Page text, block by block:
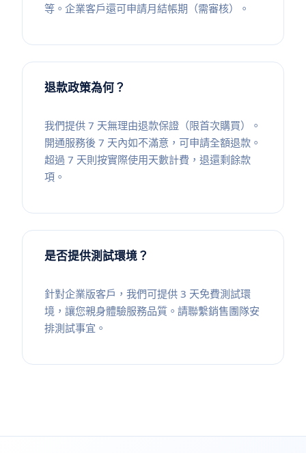
等。企業客戶還可申請月結帳期（需審核）。
退款政策為何？
我們提供 7 天無理由退款保證（限首次購買）。
開通服務後 7 天內如不滿意，可申請全額退款。
超過 7 天則按實際使用天數計費，退還剩餘款
項。
是否提供測試環境？
針對企業版客戶，我們可提供 3 天免費測試環
境，讓您親身體驗服務品質。請聯繫銷售團隊安
排測試事宜。